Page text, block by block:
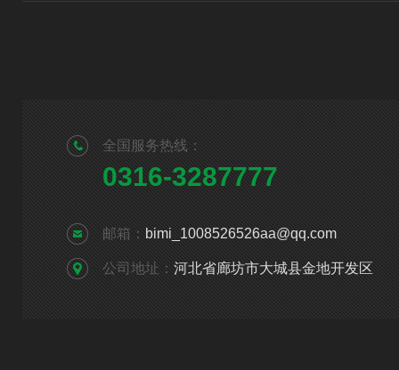
全国服务热线：
0316-3287777
邮箱： bimi_1008526526aa@qq.com
公司地址： 河北省廊坊市大城县金地开发区